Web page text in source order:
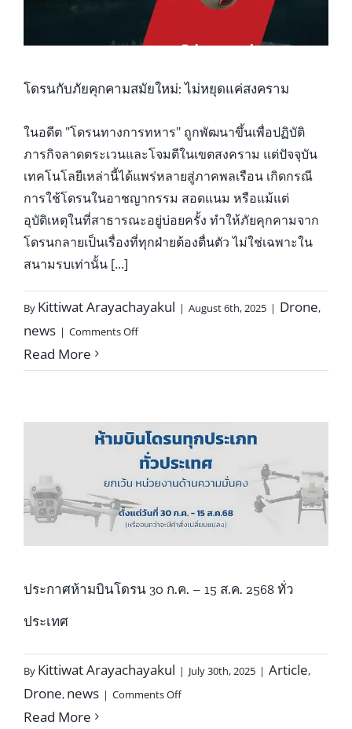
โดรนกับภัยคุกคามสมัยใหม่: ไม่หยุดแค่สงคราม
ในอดีต "โดรนทางการทหาร" ถูกพัฒนาขึ้นเพื่อปฏิบัติ
ภารกิจลาดตระเวนและโจมตีในเขตสงคราม แต่ปัจจุบัน
เทคโนโลยีเหล่านี้ได้แพร่หลายสู่ภาคพลเรือน เกิดกรณี
การใช้โดรนในอาชญากรรม สอดแนม หรือแม้แต่
อุบัติเหตุในที่สาธารณะอยู่บ่อยครั้ง ทำให้ภัยคุกคามจาก
โดรนกลายเป็นเรื่องที่ทุกฝ่ายต้องตื่นตัว ไม่ใช่เฉพาะใน
สนามรบเท่านั้น [...]
By Kittiwat Arayachayakul | August 6th, 2025 | Drone,
news | Comments Offon
สมัย
ใหม่:
ไม่
หยุด
แค่
สงคราม
Read More
ประกาศห้ามบินโดรน 30 ก.ค. – 15 ส.ค. 2568 ทั่ว
ประเทศ
By Kittiwat Arayachayakul | July 30th, 2025 | Article,
Drone, news | Comments Offon
Read More